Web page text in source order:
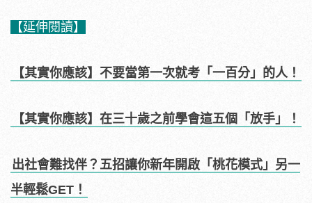
【延伸閱讀】
【其實你應該】不要當第一次就考「一百分」的人！
【其實你應該】在三十歲之前學會這五個「放手」！
出社會難找伴？五招讓你新年開啟「桃花模式」另一
半輕鬆GET！